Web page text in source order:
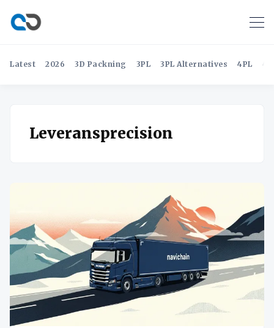
Latest 2026 3D Packning 3PL 3PL Alternatives 4PL
Leveransprecision